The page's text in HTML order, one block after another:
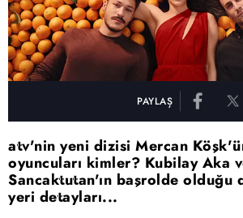
PAYLAŞ
atv'nin yeni dizisi Mercan
oyuncuları kimler? Kubilay Aka
Sancaktutan'ın başrolde olduğu
yeri detayları...